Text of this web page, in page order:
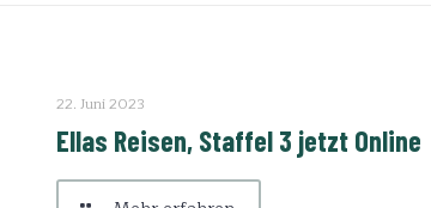
22. Juni 2023
Ellas Reisen, Staffel 3 jetzt Online